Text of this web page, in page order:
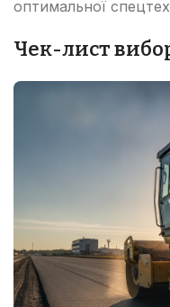
оптимальної
Чек-лист